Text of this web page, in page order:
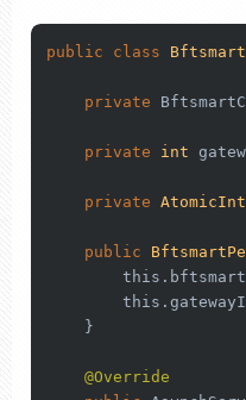
public class
private
private int
private
public
this
this
    }
@Override